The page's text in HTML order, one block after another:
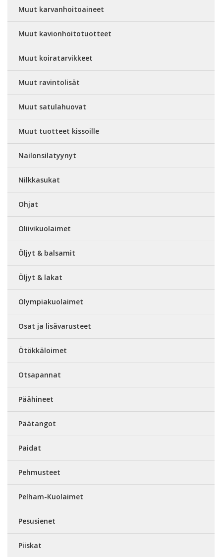
Muut karvanhoitoaineet
Muut kavionhoitotuotteet
Muut koiratarvikkeet
Muut ravintolisät
Muut satulahuovat
Muut tuotteet kissoille
Nailonsilatyynyt
Nilkkasukat
Ohjat
Oliivikuolaimet
Öljyt & balsamit
Öljyt & lakat
Olympiakuolaimet
Osat ja lisävarusteet
Ötökkäloimet
Otsapannat
Päähineet
Päätangot
Paidat
Pehmusteet
Pelham-Kuolaimet
Pesusienet
Piiskat